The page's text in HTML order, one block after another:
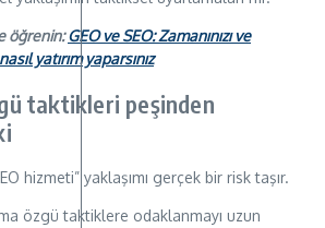
öğrenin:GEO ve SEO: Zamanınızı ve
yatırım yaparsınız
taktikleri peşinden
hizmeti” yaklaşımı gerçek bir risk taşır.
özgü taktiklere odaklanmayı uzun